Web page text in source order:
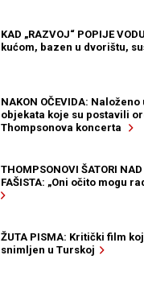
KAD „RAZVOJ“ POPIJE
kućom, bazen u dvorištu,
NAKON OČEVIDA:
objekata koje su postavili
Thompsonova koncerta
THOMPSONOVI ŠATORI
FAŠISTA: „Oni očito mogu
ŽUTA PISMA: Kritički film
snimljen u Turskoj